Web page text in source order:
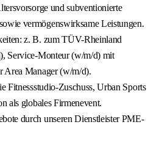
und subventionierte
vermögenswirksame Leistungen.
z. B. zum TÜV-Rheinland
Service-Monteur (w/m/d) mit
Area Manager (w/m/d).
Fitnessstudio-Zuschuss, Urban Sports
als globales Firmenevent.
durch unseren Dienstleister PME-